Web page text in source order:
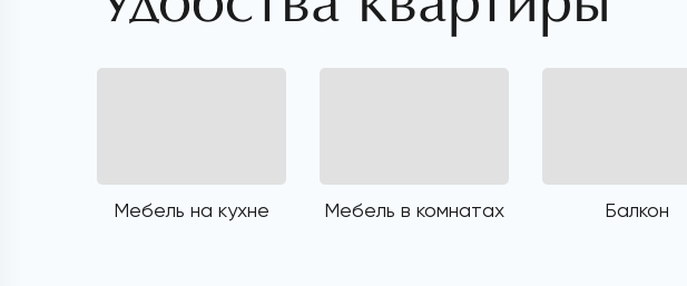
Мебель на кухне Мебель в комнатах Балкон